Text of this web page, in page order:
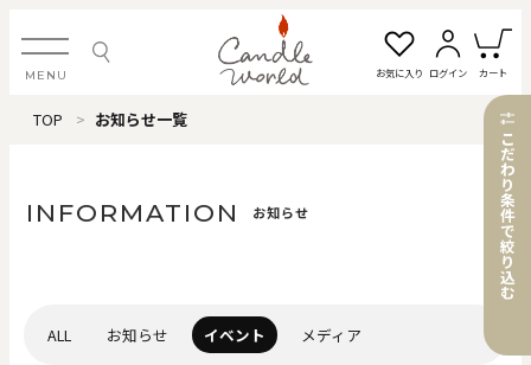
MENU お気に入り ログイン カート
ログイン・新規会員登録
すべてのアイテム
TOP お知らせ一覧
INFORMATION お知らせ
ALL お知らせ イベント メディア
こ
だ
わ
り
条
件
で
絞
り
込
む